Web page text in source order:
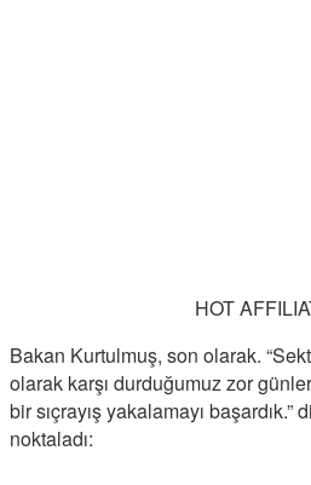
HOT
Bakan Kurtulmuş, son olarak.
olarak karşı durduğumuz zor
bir sıçrayış yakalamayı başardık.”
noktaladı: